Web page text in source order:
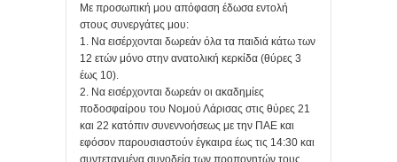
Με προσωπική μου απόφαση έδωσα εντολή
στους συνεργάτες μου:
1. Να εισέρχονται δωρεάν όλα τα παιδιά κάτω των
12 ετών μόνο στην ανατολική κερκίδα (θύρες 3
έως 10).
2. Να εισέρχονται δωρεάν οι ακαδημίες
ποδοσφαίρου του Νομού Λάρισας στις θύρες 21
και 22 κατόπιν συνεννοήσεως με την ΠΑΕ και
εφόσον παρουσιαστούν έγκαιρα έως τις 14:30 και
συντεταγμένα συνοδεία των προπονητών τους